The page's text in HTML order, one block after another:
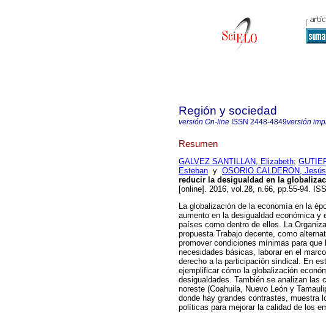
Región y sociedad
versión On-line ISSN 2448-4849versión
Resumen
GALVEZ SANTILLAN, Elizabeth;
Esteban y OSORIO CALDERON, Jesús
reducir la desigualdad en la
[online]. 2016, vol.28, n.66, pp.55-94.
La globalización de la economía en la
aumento en la desigualdad económica y
países como dentro de ellos. La
propuesta Trabajo decente, como
promover condiciones mínimas para
necesidades básicas, laborar en el
derecho a la participación sindical. En
ejemplificar cómo la globalización
desigualdades. También se analizan las
noreste (Coahuila, Nuevo León y
donde hay grandes contrastes, muestra
políticas para mejorar la calidad de los